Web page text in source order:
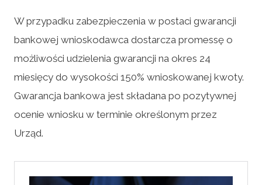
W przypadku zabezpieczenia w postaci gwarancji
bankowej wnioskodawca dostarcza promessę o
możliwości udzielenia gwarancji na okres 24
miesięcy do wysokości 150% wnioskowanej kwoty.
Gwarancja bankowa jest składana po pozytywnej
ocenie wniosku w terminie określonym przez
Urząd.